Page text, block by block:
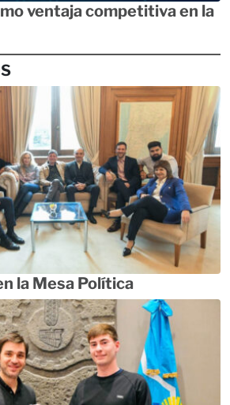
ventaja competitiva en la
la Mesa Política